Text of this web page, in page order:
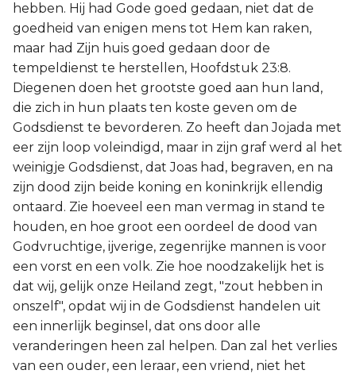
hebben. Hij had Gode goed gedaan, niet dat de
goedheid van enigen mens tot Hem kan raken,
maar had Zijn huis goed gedaan door de
tempeldienst te herstellen, Hoofdstuk 23:8.
Diegenen doen het grootste goed aan hun land,
die zich in hun plaats ten koste geven om de
Godsdienst te bevorderen. Zo heeft dan Jojada met
eer zijn loop voleindigd, maar in zijn graf werd al het
weinigje Godsdienst, dat Joas had, begraven, en na
zijn dood zijn beide koning en koninkrijk ellendig
ontaard. Zie hoeveel een man vermag in stand te
houden, en hoe groot een oordeel de dood van
Godvruchtige, ijverige, zegenrijke mannen is voor
een vorst en een volk. Zie hoe noodzakelijk het is
dat wij, gelijk onze Heiland zegt, "zout hebben in
onszelf", opdat wij in de Godsdienst handelen uit
een innerlijk beginsel, dat ons door alle
veranderingen heen zal helpen. Dan zal het verlies
van een ouder, een leraar, een vriend, niet het